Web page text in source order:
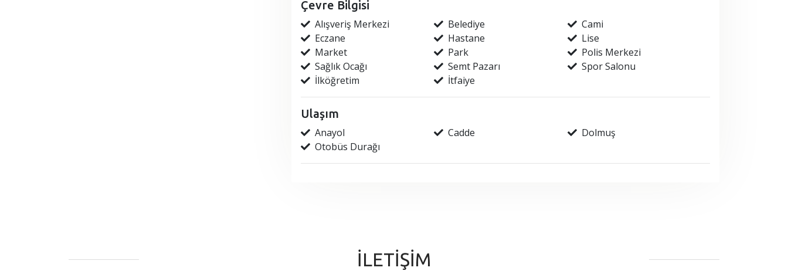
Çevre Bilgisi
Alışveriş Merkezi Belediye
Cami
Eczane
Hastane
Lise
Market
Park
Polis Merkezi
Sağlık Ocağı
Semt Pazarı
Spor Salonu
İlköğretim
İtfaiye
Ulaşım
Anayol Cadde
Dolmuş
Otobüs Durağı
İLETİŞİM